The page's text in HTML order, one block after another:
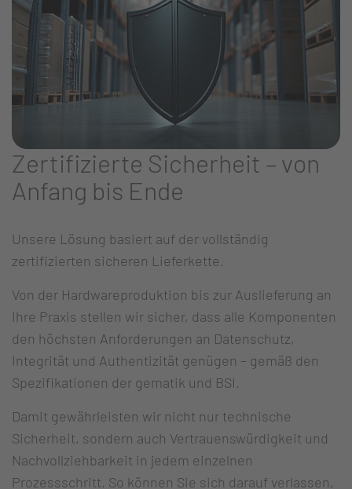
Zertifizierte Sicherheit – von
Anfang bis Ende
Unsere Lösung basiert auf der vollständig
zertifizierten sicheren Lieferkette.
Von der Hardwareproduktion bis zur Auslieferung an
Ihre Praxis stellen wir sicher, dass alle Komponenten
den höchsten Anforderungen an Datenschutz,
Integrität und Authentizität genügen – gemäß den
Spezifikationen der gematik und BSI.
Damit gewährleisten wir nicht nur technische
Sicherheit, sondern auch Vertrauenswürdigkeit und
Nachvollziehbarkeit in jedem einzelnen
Prozessschritt. So können Sie sich darauf verlassen,